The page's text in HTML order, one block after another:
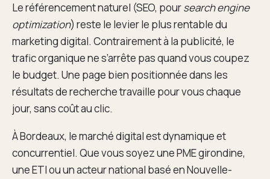
Le référencement naturel (SEO, poursearch engine
optimization) reste le levier le plus rentable du
marketing digital. Contrairement à la publicité, le
trafic organique ne s’arrête pas quand vous coupez
le budget. Une page bien positionnée dans les
résultats de recherche travaille pour vous chaque
jour, sans coût au clic.
À Bordeaux, le marché digital est dynamique et
concurrentiel. Que vous soyez une PME girondine,
une ETI ou un acteur national basé en Nouvelle-